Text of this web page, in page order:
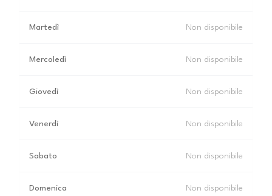
Martedì Non disponibile
Mercoledì Non disponibile
Giovedì Non disponibile
Venerdì Non disponibile
Sabato Non disponibile
Domenica Non disponibile